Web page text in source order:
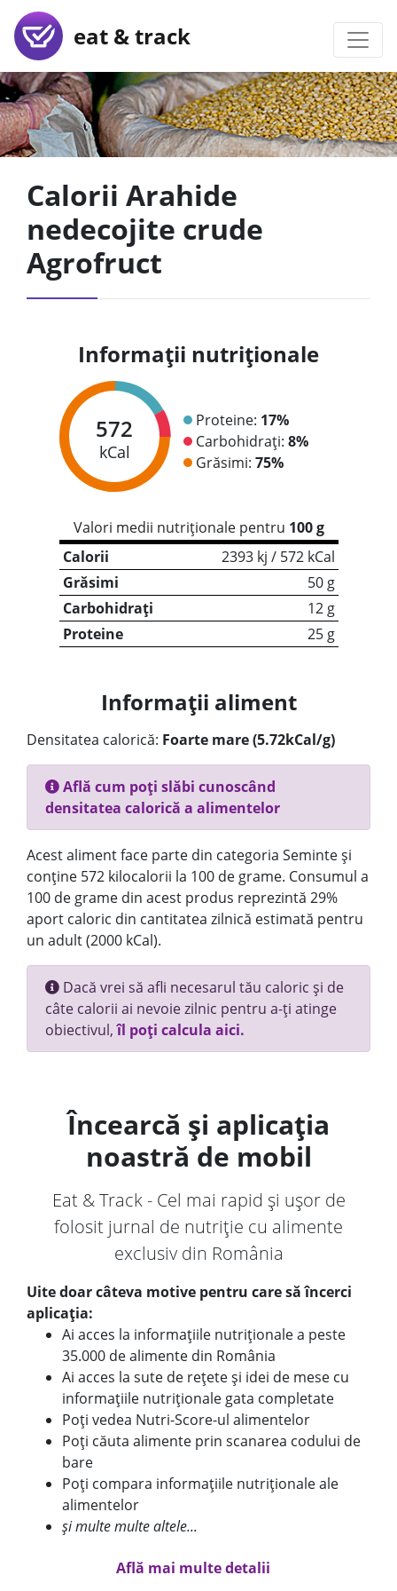
eat & track
Calorii Arahide
nedecojite crude
Agrofruct
Informații nutriționale
572
kCal
Proteine: 17%
Carbohidrați: 8%
Grăsimi: 75%
Valori medii nutriționale pentru 100 g
Calorii
2393 kj / 572 kCal
Grăsimi
50 g
Carbohidrați
12 g
Proteine
25 g
Informații aliment
Densitatea calorică: Foarte mare (5.72kCal/g)
Află cum poți slăbi cunoscând
densitatea calorică a alimentelor
Acest aliment face parte din categoria Seminte și
conține 572 kilocalorii la 100 de grame. Consumul a
100 de grame din acest produs reprezintă 29%
aport caloric din cantitatea zilnică estimată pentru
un adult (2000 kCal).
Dacă vrei să afli necesarul tău caloric și de
câte calorii ai nevoie zilnic pentru a-ți atinge
obiectivul,îl poți calcula aici.
Încearcă și aplicația
noastră de mobil
Eat & Track - Cel mai rapid și ușor de
folosit jurnal de nutriție cu alimente
exclusiv din România
Uite doar câteva motive pentru care să încerci
aplicația:
Ai acces la informațiile nutriționale a peste
35.000 de alimente din România
Ai acces la sute de rețete și idei de mese cu
informațiile nutriționale gata completate
Poți vedea Nutri-Score-ul alimentelor
Poți căuta alimente prin scanarea codului de
bare
Poți compara informațiile nutriționale ale
alimentelor
și multe multe altele...
Află mai multe detalii